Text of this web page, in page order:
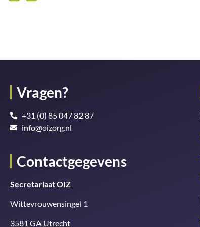
Vragen?
+31 (0) 85 047 82 87
info@oizorg.nl
Contactgegevens
Secretariaat OIZ
Wittevrouwensingel 1
3581 GA Utrecht